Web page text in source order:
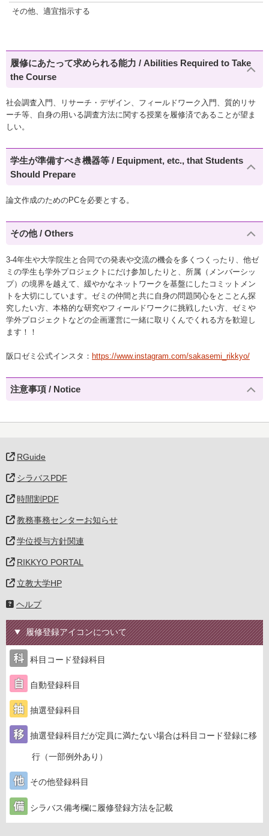
その他、適宜指示する
履修にあたって求められる能力 / Abilities Required to Take
the Course
社会調査入門、リサーチ・デザイン、フィールドワーク入門、質的リサ
ーチ等、自身の用いる調査方法に関する授業を履修済であることが望ま
しい。
学生が準備すべき機器等 / Equipment, etc., that Students
Should Prepare
論文作成のためのPCを必要とする。
その他 / Others
3-4年生や大学院生と合同での発表や交流の機会を多くつくったり、他ゼ
ミの学生も学外プロジェクトにだけ参加したりと、所属（メンバーシッ
プ）の境界を越えて、緩やかなネットワークを基盤にしたコミットメン
トを大切にしています。ゼミの仲間と共に自身の問題関心をとことん探
究したい方、本格的な研究やフィールドワークに挑戦したい方、ゼミや
学外プロジェクトなどの企画運営に一緒に取りくんでくれる方を歓迎し
ます！！
阪口ゼミ公式インスタ： https://www.instagram.com/sakasemi_rikkyo/
注意事項 / Notice
RGuide
シラバスPDF
時間割PDF
教務事務センターお知らせ
学位授与方針関連
RIKKYO PORTAL
立教大学HP
ヘルプ
履修登録アイコンについて
科目コード登録科目
自動登録科目
抽選登録科目
抽選登録科目だが定員に満たない場合は科目コード登録に移
行（一部例外あり）
その他登録科目
シラバス備考欄に履修登録方法を記載